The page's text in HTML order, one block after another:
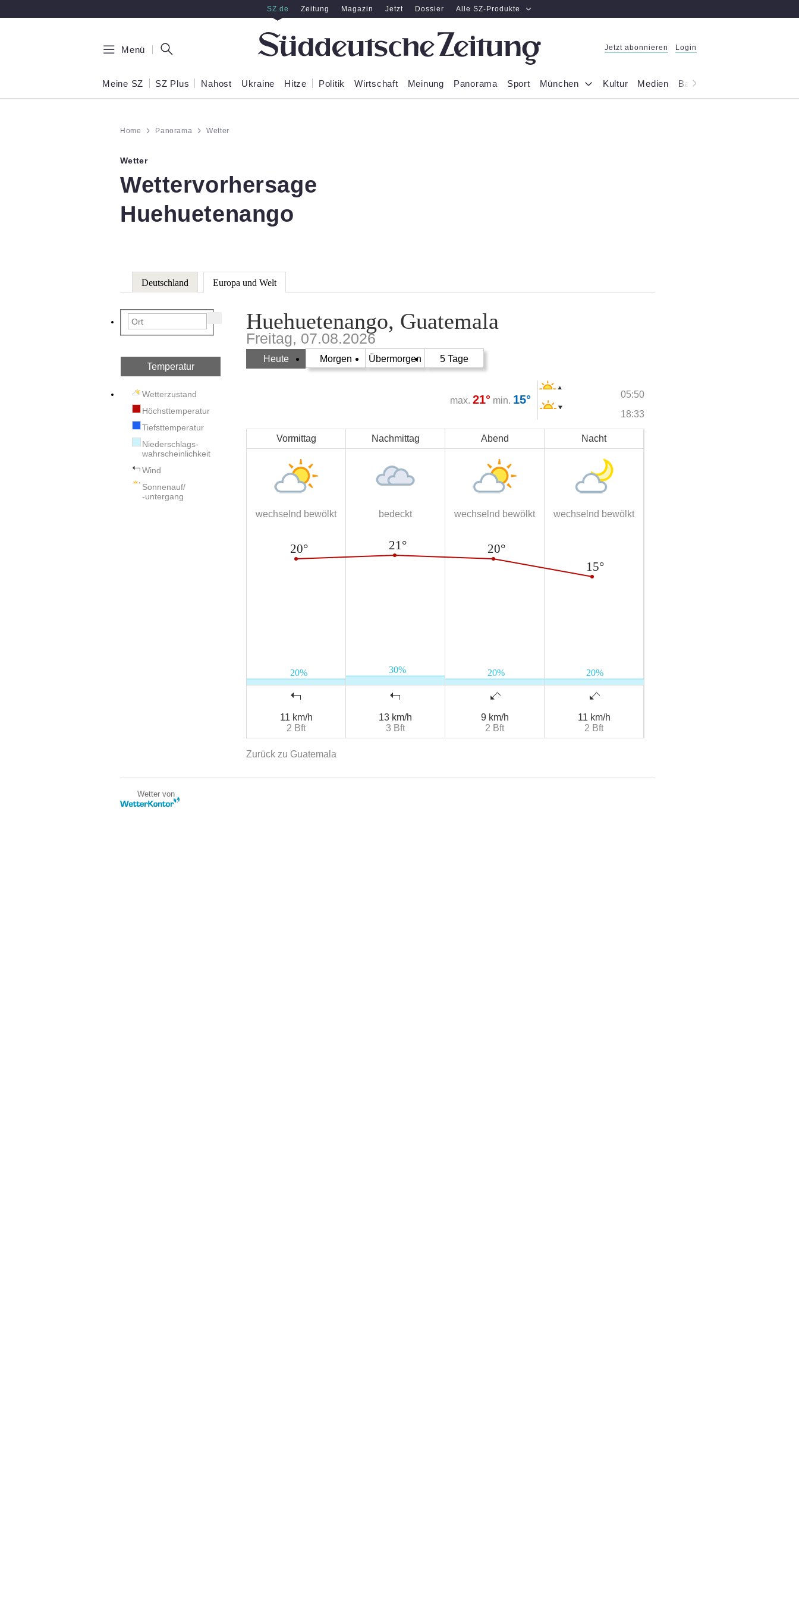
SZ.de Zeitung Magazin Jetzt Dossier Alle SZ-Produkte
Menü Jetzt abonnieren Login
Meine SZ SZ Plus Nahost Ukraine Hitze Politik Wirtschaft Meinung Panorama Sport München Kultur Medien Bayern
Home Panorama Wetter
Wetter
Wettervorhersage
Huehuetenango
Deutschland Europa und Welt
Temperatur
Wetterzustand
Höchsttemperatur
Tiefsttemperatur
Niederschlags-
wahrscheinlichkeit
Wind
Sonnenauf/
-untergang
Huehuetenango, Guatemala
Freitag, 07.08.2026
Heute Morgen Übermorgen 5 Tage
max. 21° min. 15°
05:50
18:33
Vormittag Nachmittag Abend Nacht
wechselnd bewölkt bedeckt wechselnd bewölkt wechselnd bewölkt
11 km/h
2 Bft
13 km/h
3 Bft
9 km/h
2 Bft
11 km/h
2 Bft
Zurück zu Guatemala
Wetter von